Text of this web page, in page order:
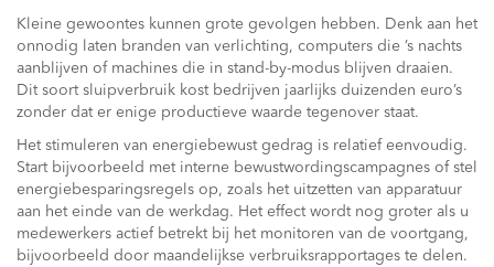
Kleine gewoontes kunnen grote gevolgen hebben. Denk aan het
onnodig laten branden van verlichting, computers die ’s nachts
aanblijven of machines die in stand-by-modus blijven draaien.
Dit soort sluipverbruik kost bedrijven jaarlijks duizenden euro’s
zonder dat er enige productieve waarde tegenover staat.
Het stimuleren van energiebewust gedrag is relatief eenvoudig.
Start bijvoorbeeld met interne bewustwordingscampagnes of stel
energiebesparingsregels op, zoals het uitzetten van apparatuur
aan het einde van de werkdag. Het effect wordt nog groter als u
medewerkers actief betrekt bij het monitoren van de voortgang,
bijvoorbeeld door maandelijkse verbruiksrapportages te delen.